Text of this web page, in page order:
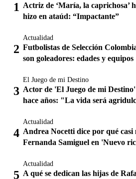
Actriz de ‘María, la caprichosa’
hizo en ataúd: “Impactante”
Actualidad
Futbolistas de Selección
son goleadores: edades y equipos
El Juego de mi Destino
Actor de 'El Juego de mi
hace años: "La vida será
Actualidad
Andrea Nocetti dice por qué casi
Fernanda Samiguel en 'Nuevo
Actualidad
A qué se dedican las hijas de